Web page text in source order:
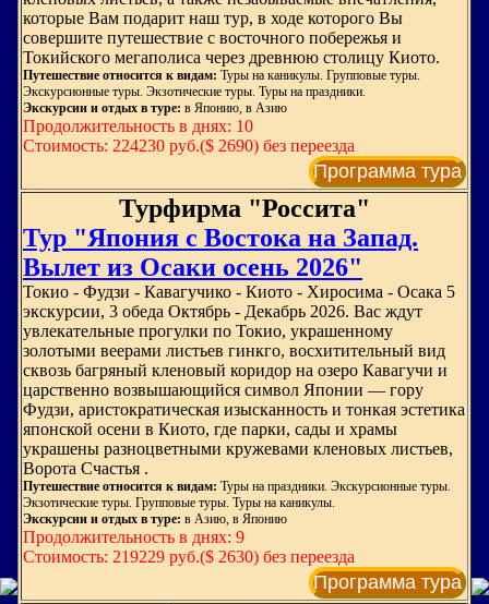
которые Вам подарит наш тур, в ходе которого Вы
совершите путешествие с восточного побережья и
Токийского мегаполиса через древнюю столицу Киото.
Путешествие относится к видам: Туры на каникулы. Групповые туры.
Экскурсионные туры. Экзотические туры. Туры на праздники.
Экскурсии и отдых в туре: в Японию, в Азию
Продолжительность в днях: 10
Стоимость: 224230 руб.($ 2690) без переезда
Программа тура
Турфирма "Россита"
Тур "Япония с Востока на Запад.
Вылет из Осаки осень 2026"
Токио - Фудзи - Кавагучико - Киото - Хиросима - Осака 5
экскурсии, 3 обеда Октябрь - Декабрь 2026. Вас ждут
увлекательные прогулки по Токио, украшенному
золотыми веерами листьев гинкго, восхитительный вид
сквозь багряный кленовый коридор на озеро Кавагучи и
царственно возвышающийся символ Японии — гору
Фудзи, аристократическая изысканность и тонкая эстетика
японской осени в Киото, где парки, сады и храмы
украшены разноцветными кружевами кленовых листьев,
Ворота Счастья .
Путешествие относится к видам: Туры на праздники. Экскурсионные туры.
Экзотические туры. Групповые туры. Туры на каникулы.
Экскурсии и отдых в туре: в Азию, в Японию
Продолжительность в днях: 9
Стоимость: 219229 руб.($ 2630) без переезда
Программа тура